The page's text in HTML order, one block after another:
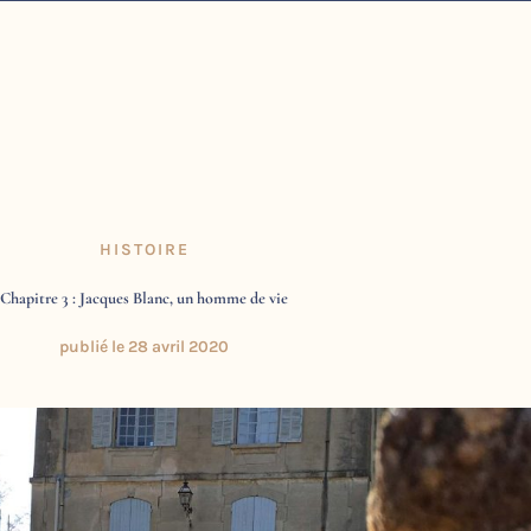
HISTOIRE
Chapitre 3 : Jacques Blanc, un homme de vie
publié le 28 avril 2020